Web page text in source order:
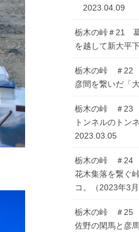
2023.04.09
栃木の峠＃21
を越して新大平
栃木の峠 ＃22
彦間を繋いだ「
栃木の峠 ＃23
トンネルのトン
2023.03.05
栃木の峠 ＃24
花木集落を繋ぐ
コ。（2023年3月
栃木の峠 ＃25
佐野の閑馬と彦